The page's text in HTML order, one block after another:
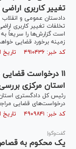
تغییر کاربری
دادستان عمومی و انقلاب
تخلفات تغییر کاربری
است گزارش‌ها را سریعاً
زمینه برخورد قضایی
کد خبر: ۴۹۱۰۴۳۶ تاریخ انتشار : ۱۴۰۵/۰۵/۰۶
۱۱ درخواست
استان مرکزی
رئیس کل دادگستری
درخواست‌های قضایی
کد خبر: ۴۹۰۹۸۴۱ تاریخ انتشار : ۱۴۰۵/۰۵/۰۳
گفت‌و‌گو|
یک محکوم به